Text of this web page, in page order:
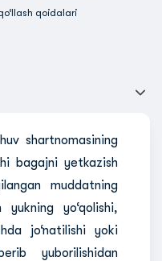
qoidalari
shartnomasining
bagajni yetkazish
muddatning
yo‘qolishi,
jo‘natilishi yoki
yuborilishidan